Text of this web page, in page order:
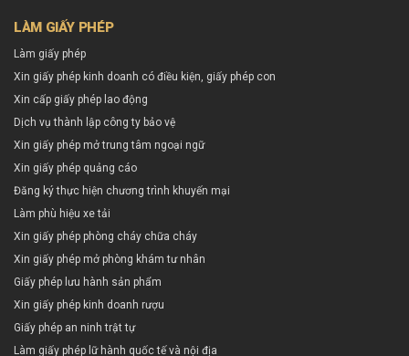
LÀM GIẤY PHÉP
Làm giấy phép
Xin giấy phép kinh doanh có điều kiện, giấy phép con
Xin cấp giấy phép lao động
Dịch vụ thành lập công ty bảo vệ
Xin giấy phép mở trung tâm ngoại ngữ
Xin giấy phép quảng cáo
Đăng ký thực hiện chương trình khuyến mại
Làm phù hiệu xe tải
Xin giấy phép phòng cháy chữa cháy
Xin giấy phép mở phòng khám tư nhân
Giấy phép lưu hành sản phẩm
Xin giấy phép kinh doanh rượu
Giấy phép an ninh trật tự
Làm giấy phép lữ hành quốc tế và nội địa